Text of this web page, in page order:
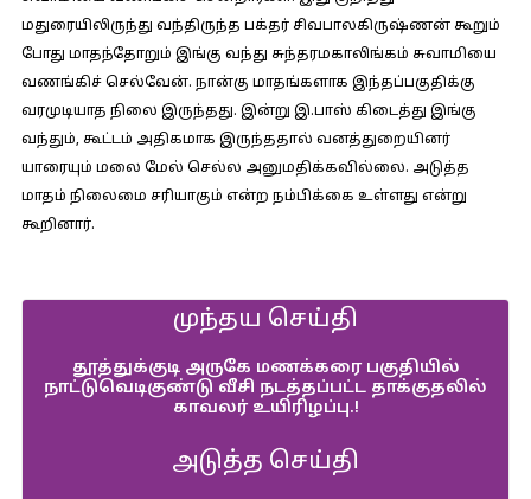
மதுரையிலிருந்து வந்திருந்த பக்தர் சிவபாலகிருஷ்ணன் கூறும்
போது மாதந்தோறும் இங்கு வந்து சுந்தரமகாலிங்கம் சுவாமியை
வணங்கிச் செல்வேன். நான்கு மாதங்களாக இந்தப்பகுதிக்கு
வரமுடியாத நிலை இருந்தது. இன்று இ.பாஸ் கிடைத்து இங்கு
வந்தும், கூட்டம் அதிகமாக இருந்ததால் வனத்துறையினர்
யாரையும் மலை மேல் செல்ல அனுமதிக்கவில்லை. அடுத்த
மாதம் நிலைமை சரியாகும் என்ற நம்பிக்கை உள்ளது என்று
கூறினார்.
முந்தய செய்தி
தூத்துக்குடி அருகே மணக்கரை பகுதியில்
நாட்டுவெடிகுண்டு வீசி நடத்தப்பட்ட தாக்குதலில்
காவலர் உயிரிழப்பு.!
அடுத்த செய்தி